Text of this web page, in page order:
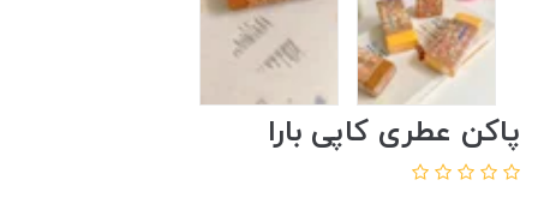
پاکن عطری کاپی بارا